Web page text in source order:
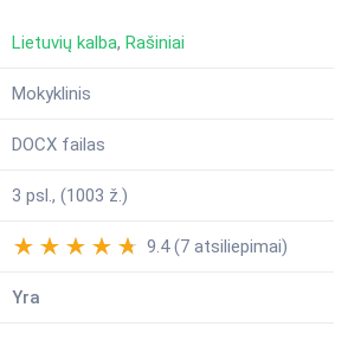
Lietuvių kalba, Rašiniai
Mokyklinis
DOCX failas
3 psl., (1003 ž.)
9.4 (7 atsiliepimai)
Yra